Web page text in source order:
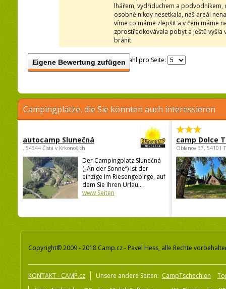
lhářem, vydřiduchem a podvodníkem,
osobně nikdy nesetkala, náš areál
víme co máme zlepšit a v čem máme
zprostředkovávala pobyt a ještě vyšla
bránit.
Eigene Bewertung zufügenAnzahl pro Seite:
Campingplätze, die Sie könnten auch interessieren
autocamp Slunečná
, 54344 Čistá v Krkonoších
Der Campingplatz Slunečná
(„An der Sonne“) ist der
einzige im Riesengebirge, auf
dem Sie Ihren Urlau...
www Seiten
camp Dolce
Oblanov 37, 54101
Copyright© 2009 - 2018 Camp.cz - Pavel Hess, alle Rechte
KONTAKT - CAMP.cz Unsere andere Seiten: CampTschechien